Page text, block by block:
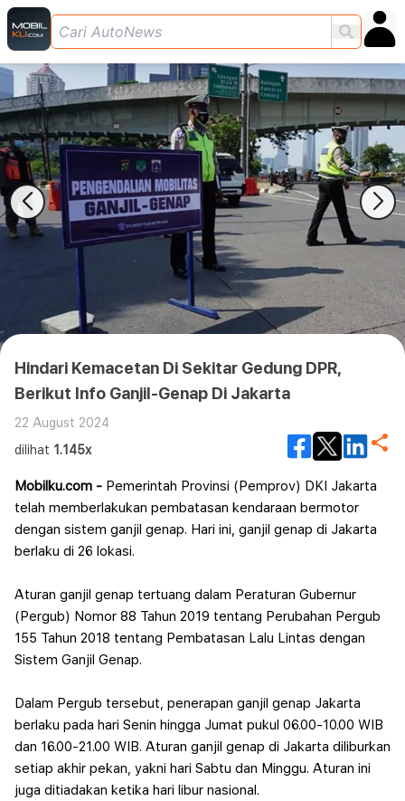
Hindari Kemacetan Di Sekitar Gedung DPR,
Berikut Info Ganjil-Genap Di Jakarta
22 August 2024
dilihat 1.145x
Mobilku.com - Pemerintah Provinsi (Pemprov) DKI Jakarta
telah memberlakukan pembatasan kendaraan bermotor
dengan sistem ganjil genap. Hari ini, ganjil genap di Jakarta
berlaku di 26 lokasi.
Aturan ganjil genap tertuang dalam Peraturan Gubernur
(Pergub) Nomor 88 Tahun 2019 tentang Perubahan Pergub
155 Tahun 2018 tentang Pembatasan Lalu Lintas dengan
Sistem Ganjil Genap.
Dalam Pergub tersebut, penerapan ganjil genap Jakarta
berlaku pada hari Senin hingga Jumat pukul 06.00-10.00 WIB
dan 16.00-21.00 WIB. Aturan ganjil genap di Jakarta diliburkan
setiap akhir pekan, yakni hari Sabtu dan Minggu. Aturan ini
juga ditiadakan ketika hari libur nasional.